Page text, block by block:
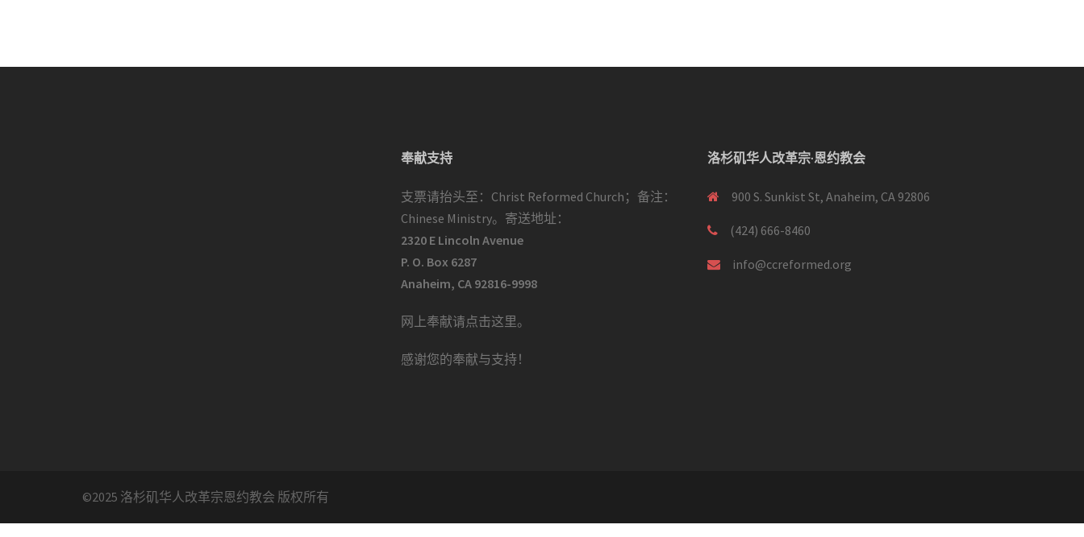
奉献支持
支票请抬头至：Christ Reformed Church；备注：
Chinese Ministry。寄送地址：
2320 E Lincoln Avenue
P. O. Box 6287
Anaheim, CA 92816-9998
网上奉献请点击这里。
感谢您的奉献与支持！
洛杉矶华人改革宗·恩约教会
900 S. Sunkist St, Anaheim, CA 92806
(424) 666-8460
info@ccreformed.org
©2025 洛杉矶华人改革宗恩约教会 版权所有